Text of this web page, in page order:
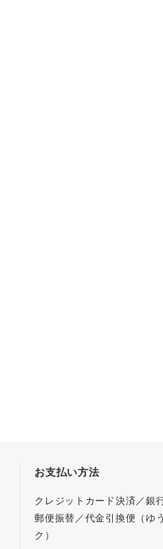
お支払い方法
クレジットカード決済／銀
郵便振替／代金引換便（ゆ
ク）